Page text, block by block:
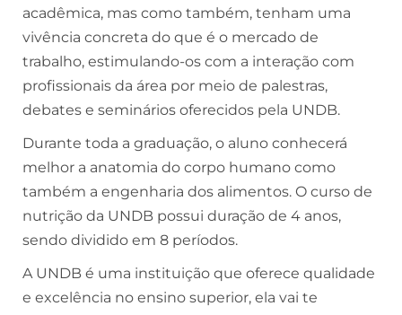
acadêmica, mas como também, tenham uma
vivência concreta do que é o mercado de
trabalho, estimulando-os com a interação com
profissionais da área por meio de palestras,
debates e seminários oferecidos pela UNDB.
Durante toda a graduação, o aluno conhecerá
melhor a anatomia do corpo humano como
também a engenharia dos alimentos. O curso de
nutrição da UNDB possui duração de 4 anos,
sendo dividido em 8 períodos.
A UNDB é uma instituição que oferece qualidade
e excelência no ensino superior, ela vai te